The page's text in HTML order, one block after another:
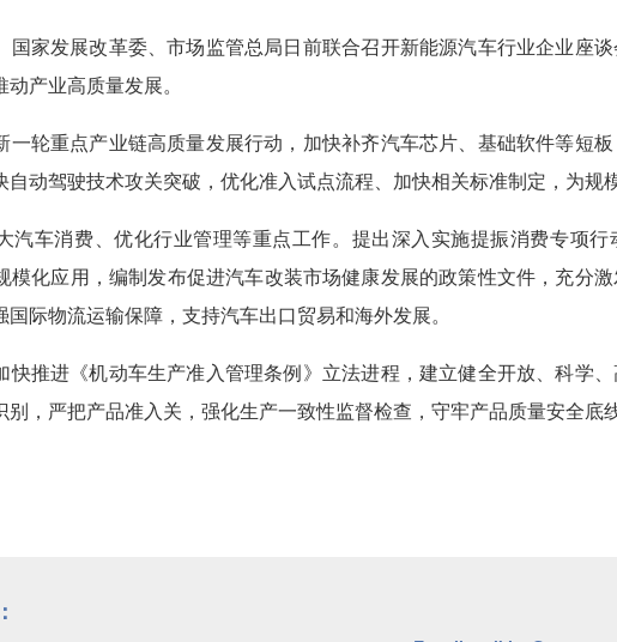
国家发展改革委、市场监管总局日前联合召开新能源汽车行业企业座谈
产业高质量发展。
一轮重点产业链高质量发展行动，加快补齐汽车芯片、基础软件等短
动驾驶技术攻关突破，优化准入试点流程、加快相关标准制定，为规
汽车消费、优化行业管理等重点工作。提出深入实施提振消费专项行
模化应用，编制发布促进汽车改装市场健康发展的政策性文件，充分
际物流运输保障，支持汽车出口贸易和海外发展。
快推进《机动车生产准入管理条例》立法进程，建立健全开放、科学
，严把产品准入关，强化生产一致性监督检查，守牢产品质量安全底线